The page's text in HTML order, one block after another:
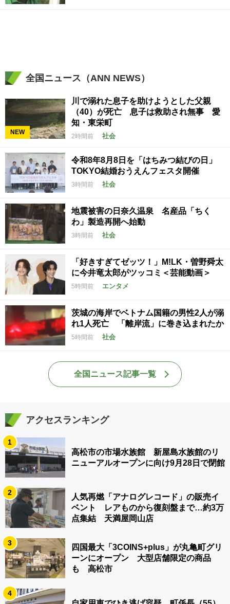
全国ニュース（ANN NEWS）
NEW
川で溺れた息子を助けようとした父親
（40）が死亡 息子は救助され無事 愛
知・東栄町
2時間前 社会
令和8年8月8日を「はちみつ結びの日」
TOKYO結婚おうえんフェスタ開催
3時間前 社会
地震被害の日奈久温泉 名産品「ちく
わ」製造再開へ始動
3時間前 社会
「好きすぎてゼッツ！」M!LK・曽野舜太
に今井竜太郎がツッコミ＜芸能動画＞
5時間前 エンタメ
茨城の海岸でベトナム国籍の男性2人が溺
れ1人死亡 「離岸流」に巻き込まれたか
5時間前 社会
全国ニュース記事一覧
アクセスランキング
1
高松市の市場水族館 新屋島水族館のリ
ニューアルオープンに向け9月28日で閉館
2
人気再燃「アナログレコード」の販売イ
ベント レアものから復刻盤まで…約3万
点集結 天満屋岡山店
3
四国最大「3COINS+plus」が丸亀町グリ
ーンにオープン 大型店舗限定の商品
も 高松市
4